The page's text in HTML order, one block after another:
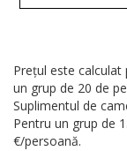
Prețul este
un grup de 20 de
Suplimentul de
Pentru un grup de
€/persoană.